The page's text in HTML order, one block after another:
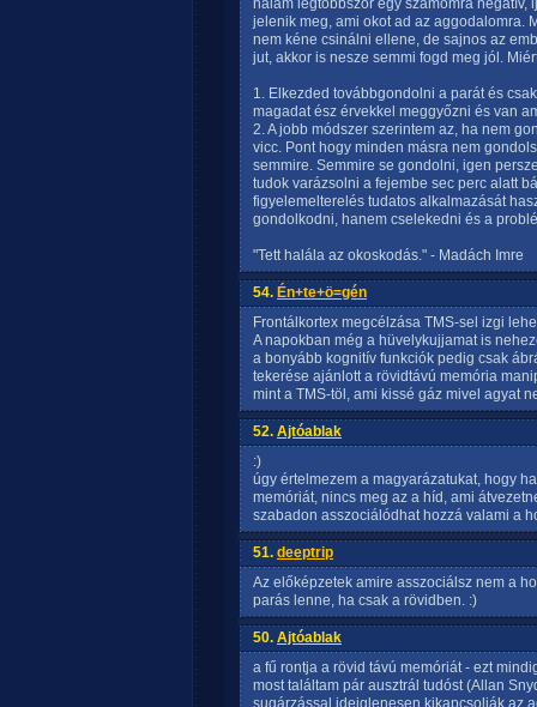
nálam legtöbbször egy számomra
jelenik meg, ami okot ad az aggodalomra.
nem kéne csinálni ellene, de sajnos az
jut, akkor is nesze semmi fogd meg jól.
1. Elkezded továbbgondolni a parát és
magadat ész érvekkel meggyőzni és van
2. A jobb módszer szerintem az, ha nem
vicc. Pont hogy minden másra nem
semmire. Semmire se gondolni, igen
tudok varázsolni a fejembe sec perc alatt
figyelemelterelés tudatos alkalmazását
gondolkodni, hanem cselekedni és a
"Tett halála az okoskodás." - Madách Imre
54. Én+te+ö=gén
Frontálkortex megcélzása TMS-sel izgi
A napokban még a hüvelykujjamat is
a bonyább kognitív funkciók pedig csak
tekerése ajánlott a rövidtávú memória
mint a TMS-töl, ami kissé gáz mivel agyat
52. Ajtóablak
:)
úgy értelmezem a magyarázatukat, hogy
memóriát, nincs meg az a híd, ami
szabadon asszociálódhat hozzá valami a
51. deeptrip
Az előképzetek amire asszociálsz nem a
parás lenne, ha csak a rövidben. :)
50. Ajtóablak
a fű rontja a rövid távú memóriát - ezt
most találtam pár ausztrál tudóst (Allan
sugárzással ideiglenesen kikapcsolják az